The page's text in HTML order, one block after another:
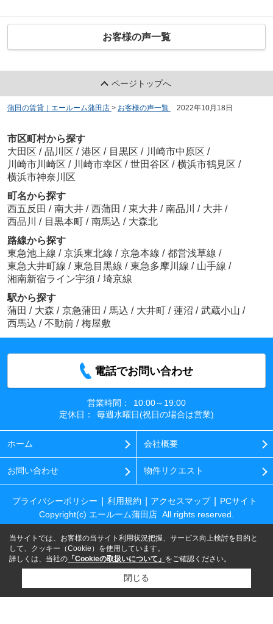
お客様の声一覧
ページトップへ
蒲田の賃貸｜エールーム蒲田店 > お客様の声一覧 2022年10月18日
市区町村から探す
大田区 / 品川区 / 港区 / 目黒区 / 川崎市中原区 /
川崎市川崎区 / 川崎市幸区 / 世田谷区 / 横浜市鶴見区 /
横浜市神奈川区
町名から探す
西五反田 / 南大井 / 西蒲田 / 東大井 / 南品川 / 大井 /
西品川 / 目黒本町 / 南馬込 / 大森北
路線から探す
東急池上線 / 京浜東北線 / 京急本線 / 都営浅草線 /
東急大井町線 / 東急目黒線 / 東急多摩川線 / 山手線 /
湘南新宿ライン宇須 / 埼京線
駅から探す
蒲田 / 大森 / 京急蒲田 / 馬込 / 大井町 / 蓮沼 / 武蔵小山 /
西馬込 / 不動前 / 梅屋敷
電話でお問い合わせ
営業時間：
10:00～19:00
定休日：
毎週水曜日(祝日の場合は営業)
ホーム 会社概要
お問い合わせ 物件リクエスト
プライバシーポリシー 利用規約 アクセスマップ
PCサイト
Copyright(c) エールーム蒲田店 All rights reserved.
当サイトでは、お客様の当サイト利用状況把握、サービス向上検討を目的と
して、クッキー（Cookie）を使用しています。
詳しくは、当社の 「Cookieの取扱いについて」 をご確認ください。
閉じる